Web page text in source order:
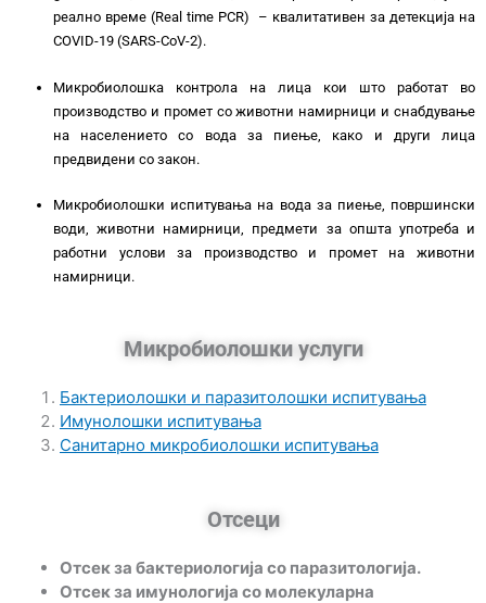
реално време (Real time PCR) – квалитативен за детекција на
COVID-19 (SARS-CoV-2).
Микробиолошка контрола на лица кои што работат во
производство и промет со животни намирници и снабдување
на населението со вода за пиење, како и други лица
предвидени со закон.
Микробиолошки испитувања на вода за пиење, површински
води, животни намирници, предмети за општа употреба и
работни услови за производство и промет на животни
намирници.
Микробиолошки услуги
Бактериолошки и паразитолошки испитувања
Имунолошки испитувања
Санитарно микробиолошки испитувања
Отсеци
Отсек за бактериологија со паразитологија.
Отсек за имунологија со молекуларна